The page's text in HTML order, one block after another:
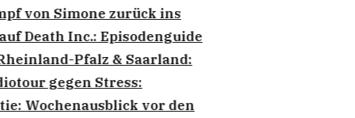
von Simone zurück ins
Death Inc.: Episodenguide
Pfalz & Saarland:
gegen Stress:
Wochenausblick vor den